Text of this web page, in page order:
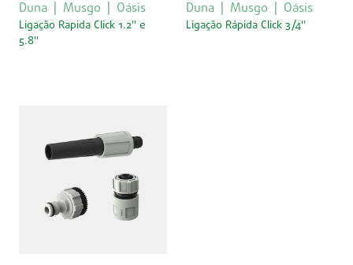
Duna Musgo Oásis
Ligação Rapida Click 1.2'' e
5.8''
Duna Musgo Oásis
Ligação Rápida Click 3/4''